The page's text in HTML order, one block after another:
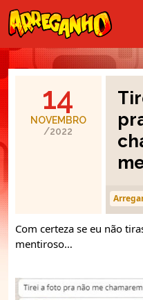
14
NOVEMBRO
/2022
Com certeza se eu não
mentiroso…